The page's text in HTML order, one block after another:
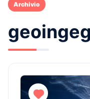
Archivio